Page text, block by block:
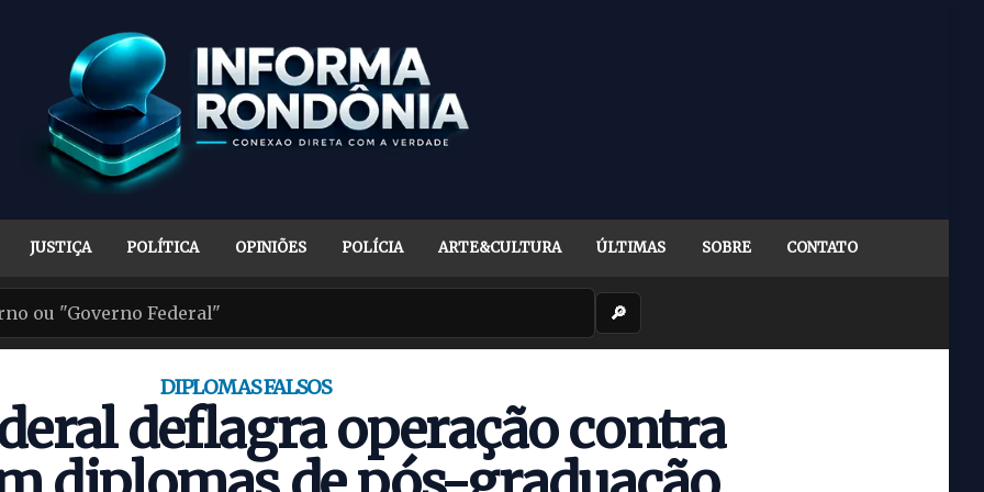
JUSTIÇA POLÍTICA OPINIÕES POLÍCIA ARTE&CULTURA ÚLTIMAS SOBRE CONTATO
🔎
DIPLOMAS FALSOS
deflagra operação contra